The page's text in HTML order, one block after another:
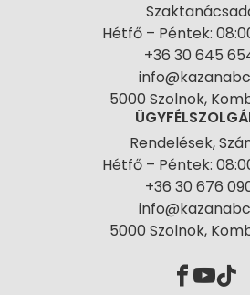
Hétfő – Péntek:
+36 30 645
5000 Szolnok,
Rendelések,
Hétfő – Péntek:
+36 30 676
5000 Szolnok,